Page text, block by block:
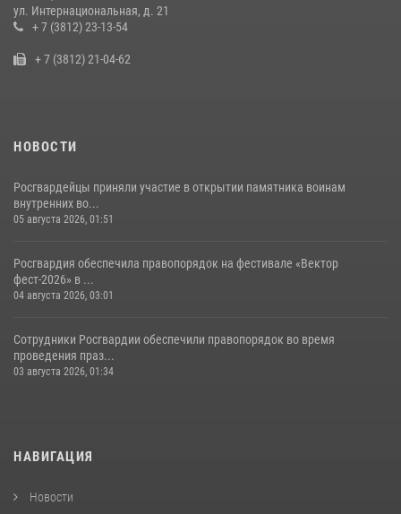
Росгвардия обеспечила безопасность уникального передвижного
музея «Поезд Победы» в Омске
ул. Интернациональная, д. 21
+ 7 (3812) 23-13-54
+ 7 (3812) 21-04-62
НОВОСТИ
Росгвардейцы приняли участие в открытии памятника воинам
внутренних во...
05 августа 2026, 01:51
Росгвардия обеспечила правопорядок на фестивале «Вектор
фест-2026» в ...
04 августа 2026, 03:01
Сотрудники Росгвардии обеспечили правопорядок во время
проведения праз...
03 августа 2026, 01:34
НАВИГАЦИЯ
Новости